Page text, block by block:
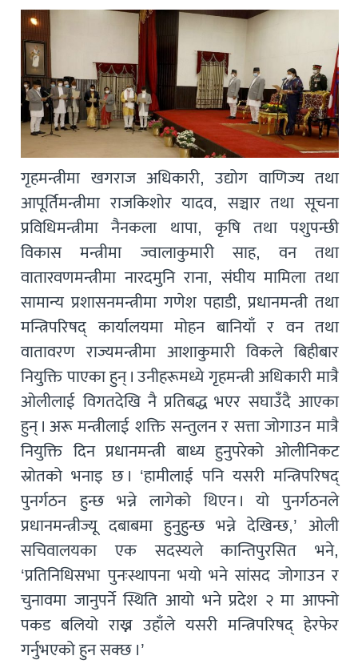
गृहमन्त्रीमा खगराज अधिकारी, उद्योग वाणिज्य तथा
आपूर्तिमन्त्रीमा राजकिशोर यादव, सञ्चार तथा सूचना
प्रविधिमन्त्रीमा नैनकला थापा, कृषि तथा पशुपन्छी
विकास मन्त्रीमा ज्वालाकुमारी साह, वन तथा
वातारवणमन्त्रीमा नारदमुनि राना, संघीय मामिला तथा
सामान्य प्रशासनमन्त्रीमा गणेश पहाडी, प्रधानमन्त्री तथा
मन्त्रिपरिषद् कार्यालयमा मोहन बानियाँ र वन तथा
वातावरण राज्यमन्त्रीमा आशाकुमारी विकले बिहीबार
नियुक्ति पाएका हुन् । उनीहरूमध्ये गृहमन्त्री अधिकारी मात्रै
ओलीलाई विगतदेखि नै प्रतिबद्ध भएर सघाउँदै आएका
हुन् । अरू मन्त्रीलाई शक्ति सन्तुलन र सत्ता जोगाउन मात्रै
नियुक्ति दिन प्रधानमन्त्री बाध्य हुनुपरेको ओलीनिकट
स्रोतको भनाइ छ । ‘हामीलाई पनि यसरी मन्त्रिपरिषद्
पुनर्गठन हुन्छ भन्ने लागेको थिएन । यो पुनर्गठनले
प्रधानमन्त्रीज्यू दबाबमा हुनुहुन्छ भन्ने देखिन्छ,’ ओली
सचिवालयका एक सदस्यले कान्तिपुरसित भने,
‘प्रतिनिधिसभा पुनःस्थापना भयो भने सांसद जोगाउन र
चुनावमा जानुपर्ने स्थिति आयो भने प्रदेश २ मा आफ्नो
पकड बलियो राख्न उहाँले यसरी मन्त्रिपरिषद् हेरफेर
गर्नुभएको हुन सक्छ ।’